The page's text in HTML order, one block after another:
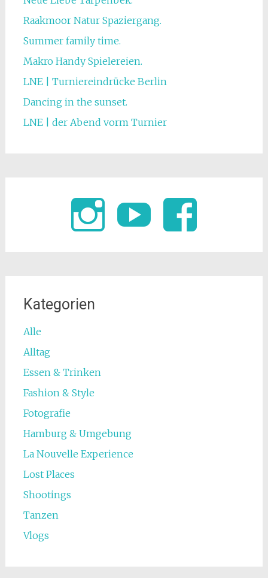
Raakmoor Natur Spaziergang.
Summer family time.
Makro Handy Spielereien.
LNE | Turniereindrücke Berlin
Dancing in the sunset.
LNE | der Abend vorm Turnier
Kategorien
Alle
Alltag
Essen & Trinken
Fashion & Style
Fotografie
Hamburg & Umgebung
La Nouvelle Experience
Lost Places
Shootings
Tanzen
Vlogs